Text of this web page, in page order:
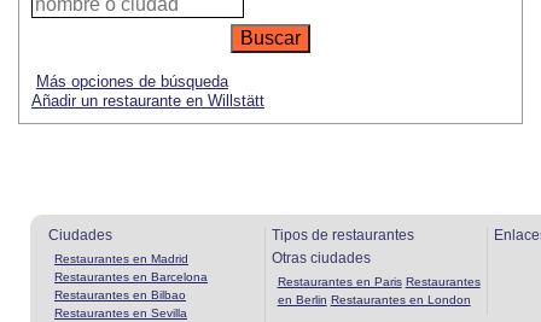
Más opciones de búsqueda
Añadir un restaurante en Willstätt
Ciudades
Restaurantes en Madrid
Restaurantes en Barcelona
Restaurantes en Bilbao
Restaurantes en Sevilla
Tipos de restaurantes
Otras ciudades
Restaurantes en Paris Restaurantes
en Berlin Restaurantes en London